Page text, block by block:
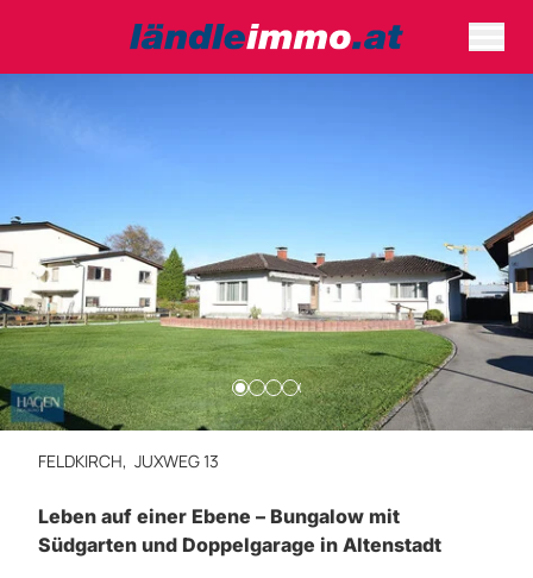
FELDKIRCH, JUXWEG 13
Leben auf einer Ebene – Bungalow mit
Südgarten und Doppelgarage in Altenstadt